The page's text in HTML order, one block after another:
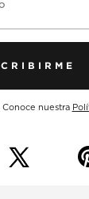
Conoce nuestra